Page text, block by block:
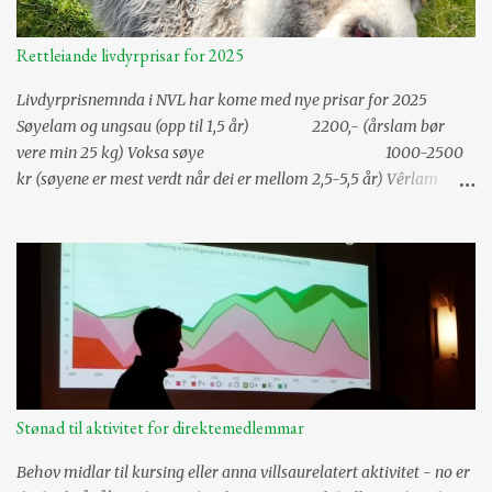
n
t
a
Rettleiande livdyrprisar for 2025
Livdyrprisnemnda i NVL har kome med nye prisar for 2025
Søyelam og ungsau (opp til 1,5 år) 2200,- (årslam bør
vere min 25 kg) Voksa søye 1000-2500
kr (søyene er mest verdt når dei er mellom 2,5-5,5 år) Vêrlam
frå og med fylte 3,5 år -500,- Tillegg for semina...
Stønad til aktivitet for direktemedlemmar
Behov midlar til kursing eller anna villsaurelatert aktivitet - no er